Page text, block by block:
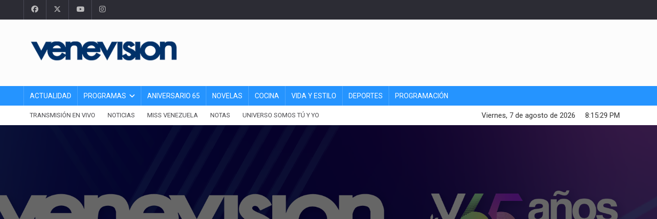
ACTUALIDAD PROGRAMAS ANIVERSARIO 65 NOVELAS COCINA VIDA Y ESTILO DEPORTES PROGRAMACIÓN
TRANSMISIÓN EN VIVO NOTICIAS MISS VENEZUELA NOTAS UNIVERSO SOMOS TÚ Y YO 8:15:31 PM
Viernes, 7 de agosto de 2026